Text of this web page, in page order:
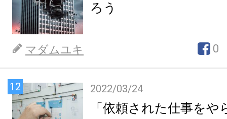
ろう
マダムユキ 0
12 2022/03/24
「依頼された仕事を